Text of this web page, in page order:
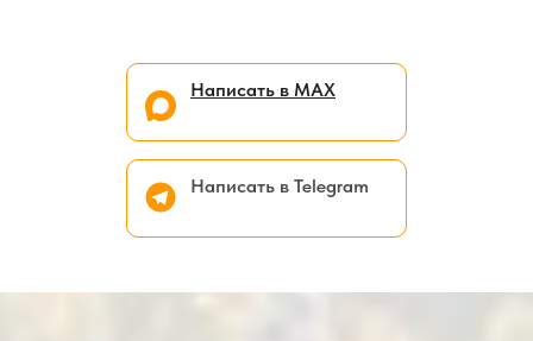
Написать в МАХ
Написать в Telegram